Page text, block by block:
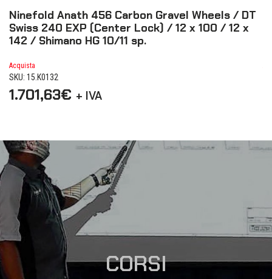
Ninefold Anath 456 Carbon Gravel Wheels / DT
Swiss 240 EXP (Center Lock) / 12 x 100 / 12 x
142 / Shimano HG 10/11 sp.
Acquista
SKU: 15.K0132
1.701,63€ + IVA
CORSI